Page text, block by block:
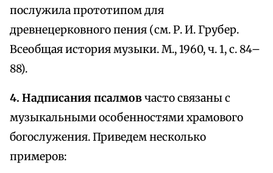
послужила прототипом для
древнецерковного пения (см. Р. И. Грубер.
Всеобщая история музыки. М., 1960, ч. 1, с. 84–
88).
4. Надписания псалмовчасто связаны с
музыкальными особенностями храмового
богослужения. Приведем несколько
примеров: